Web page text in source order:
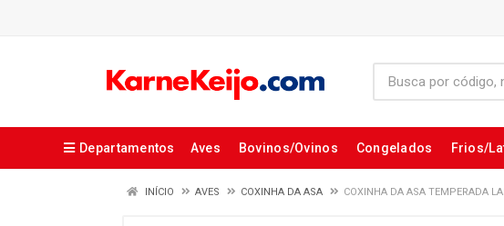
Departamentos Aves Bovinos/Ovinos Congelados Frios/
INÍCIO AVES COXINHA DA ASA COXINHA DA ASA TEMPERADA